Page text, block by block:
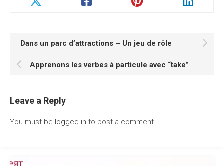
Dans un parc d’attractions – Un jeu de rôle
Apprenons les verbes à particule avec “take”
Leave a Reply
You must be logged in to post a comment.